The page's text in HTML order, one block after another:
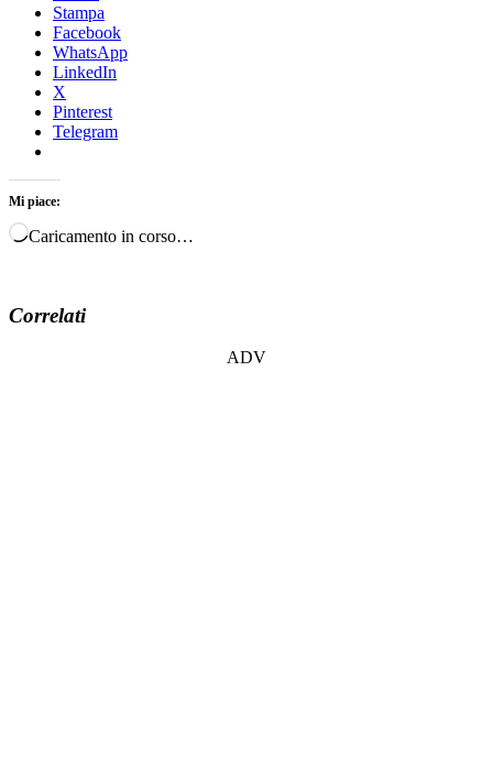
Stampa
Facebook
WhatsApp
LinkedIn
X
Pinterest
Telegram
Mi piace:
Caricamento in corso…
Correlati
ADV